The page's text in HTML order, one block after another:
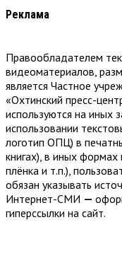
Реклама
Правообладателем
видеоматериалов,
является Частное
«Охтинский пресс-
используются на иных
использовании
логотип ОПЦ) в
книгах), в иных формах
плёнка и т.п.),
обязан указывать
Интернет-СМИ —
гиперссылки на сайт.